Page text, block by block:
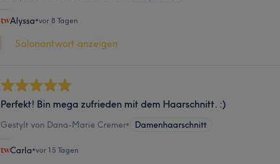
Alyssa•vor 8 Tagen
Salonantwort anzeigen
Perfekt! Bin mega zufrieden mit dem Haarschnitt. :)
Gestylt von Dana-Marie Cremer• Damenhaarschnitt
Carla•vor 15 Tagen